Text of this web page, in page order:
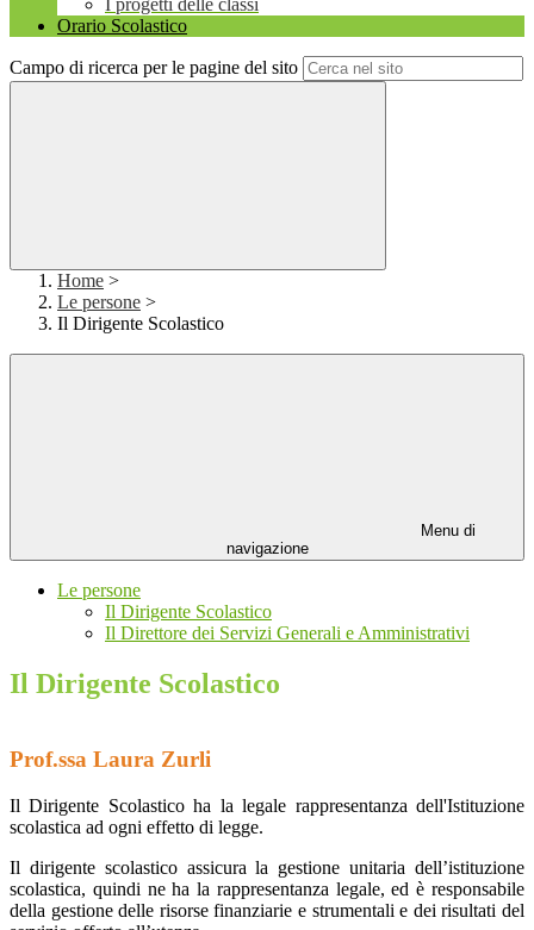
I progetti delle classi
Orario Scolastico
Campo di ricerca per le pagine del sito
Home >
Le persone >
Il Dirigente Scolastico
Menu di
navigazione
Le persone
Il Dirigente Scolastico
Il Direttore dei Servizi Generali e Amministrativi
Il Dirigente Scolastico
Prof.ssa Laura Zurli
Il Dirigente Scolastico ha la legale rappresentanza dell'Istituzione
scolastica ad ogni effetto di legge.
Il dirigente scolastico assicura la gestione unitaria dell’istituzione
scolastica, quindi ne ha la rappresentanza legale, ed è responsabile
della gestione delle risorse finanziarie e strumentali e dei risultati del